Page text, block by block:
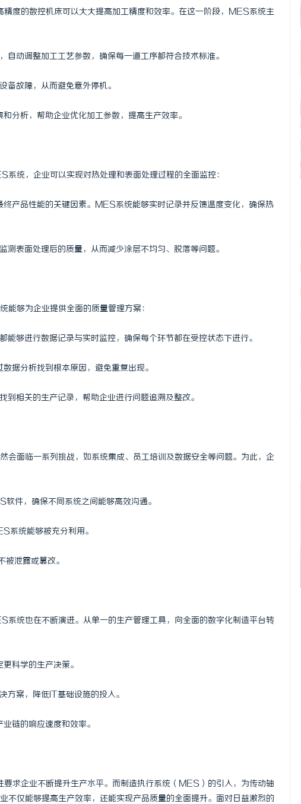
度的数控机床可以大大提高加工精度和效率。在这一阶段，MES系统主
动调整加工工艺参数，确保每一道工序都符合技术标准。
故障，从而避免意外停机。
分析，帮助企业优化加工参数，提高生产效率。
统，企业可以实现对热处理和表面处理过程的全面监控：
产品性能的关键因素。MES系统能够实时记录并反馈温度变化，确保热
表面处理后的质量，从而减少涂层不均匀、脱落等问题。
够为企业提供全面的质量管理方案：
够进行数据记录与实时监控，确保每个环节都在受控状态下进行。
据分析找到根本原因，避免重复出现。
相关的生产记录，帮助企业进行问题追溯及整改。
面临一系列挑战，如系统集成、员工培训及数据安全等问题。为此，企
件，确保不同系统之间能够高效沟通。
系统能够被充分利用。
泄露或篡改。
系统也在不断演进。从单一的生产管理工具，向全面的数字化制造平台转
科学的生产决策。
案，降低IT基础设施的投入。
链的响应速度和效率。
求企业不断提升生产水平。而制造执行系统（MES）的引入，为传动轴
不仅能够提高生产效率，还能实现产品质量的全面提升。面对日益激烈的